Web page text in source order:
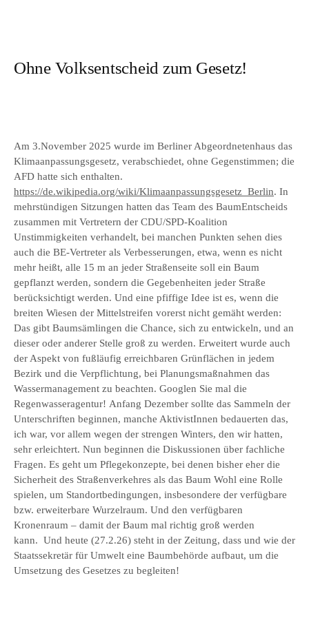
Ohne Volksentscheid zum Gesetz!
Am 3.November 2025 wurde im Berliner Abgeordnetenhaus das
Klimaanpassungsgesetz, verabschiedet, ohne Gegenstimmen; die
AFD hatte sich enthalten.
https://de.wikipedia.org/wiki/Klimaanpassungsgesetz_Berlin. In
mehrstündigen Sitzungen hatten das Team des BaumEntscheids
zusammen mit Vertretern der CDU/SPD-Koalition
Unstimmigkeiten verhandelt, bei manchen Punkten sehen dies
auch die BE-Vertreter als Verbesserungen, etwa, wenn es nicht
mehr heißt, alle 15 m an jeder Straßenseite soll ein Baum
gepflanzt werden, sondern die Gegebenheiten jeder Straße
berücksichtigt werden. Und eine pfiffige Idee ist es, wenn die
breiten Wiesen der Mittelstreifen vorerst nicht gemäht werden:
Das gibt Baumsämlingen die Chance, sich zu entwickeln, und an
dieser oder anderer Stelle groß zu werden. Erweitert wurde auch
der Aspekt von fußläufig erreichbaren Grünflächen in jedem
Bezirk und die Verpflichtung, bei Planungsmaßnahmen das
Wassermanagement zu beachten. Googlen Sie mal die
Regenwasseragentur! Anfang Dezember sollte das Sammeln der
Unterschriften beginnen, manche AktivistInnen bedauerten das,
ich war, vor allem wegen der strengen Winters, den wir hatten,
sehr erleichtert. Nun beginnen die Diskussionen über fachliche
Fragen. Es geht um Pflegekonzepte, bei denen bisher eher die
Sicherheit des Straßenverkehres als das Baum Wohl eine Rolle
spielen, um Standortbedingungen, insbesondere der verfügbare
bzw. erweiterbare Wurzelraum. Und den verfügbaren
Kronenraum – damit der Baum mal richtig groß werden
kann. Und heute (27.2.26) steht in der Zeitung, dass und wie der
Staatssekretär für Umwelt eine Baumbehörde aufbaut, um die
Umsetzung des Gesetzes zu begleiten!